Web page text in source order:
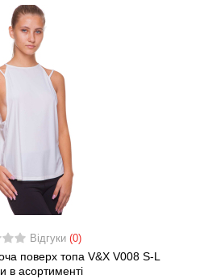
Відгуки (0)
поверх топа V&X V008 S-L
в асортименті